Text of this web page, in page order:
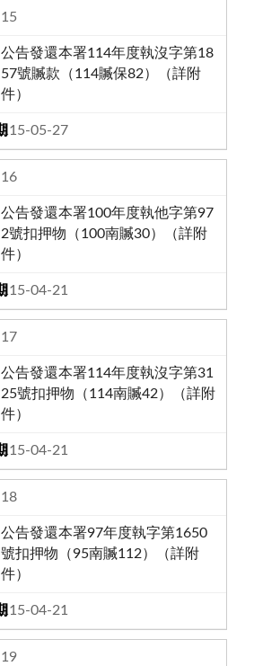
15
公告發還本署114年度執沒字第18
57號贓款（114贓保82）（詳附
件）
115-05-27
16
公告發還本署100年度執他字第97
2號扣押物（100南贓30）（詳附
件）
115-04-21
17
公告發還本署114年度執沒字第31
25號扣押物（114南贓42）（詳附
件）
115-04-21
18
公告發還本署97年度執字第1650
號扣押物（95南贓112）（詳附
件）
115-04-21
19